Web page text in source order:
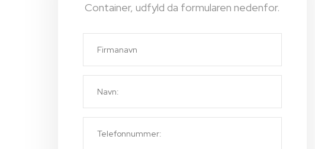
Container, udfyld da formularen nedenfor.